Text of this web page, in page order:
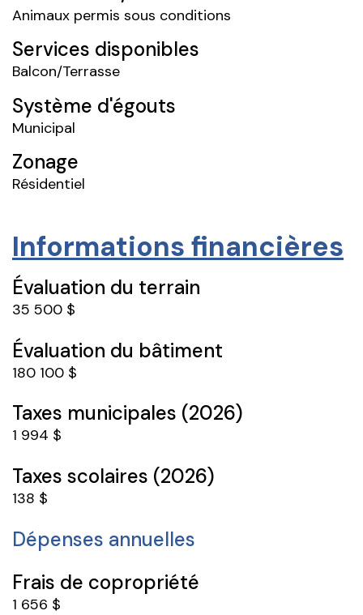
Animaux permis sous conditions
Services disponibles
Balcon/Terrasse
Système d'égouts
Municipal
Zonage
Résidentiel
Informations financières
Évaluation du terrain
35 500 $
Évaluation du bâtiment
180 100 $
Taxes municipales (2026)
1 994 $
Taxes scolaires (2026)
138 $
Dépenses annuelles
Frais de copropriété
1 656 $